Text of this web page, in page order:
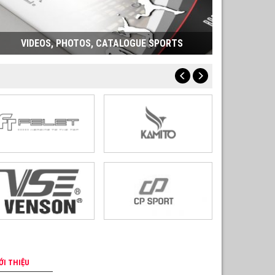
VIDEOS, PHOTOS, CATALOGUE SPORTS
THIỆU